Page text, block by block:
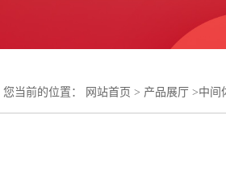
您当前的位置： 网站首页 > 产品展厅 >中间